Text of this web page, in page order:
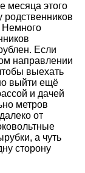
месяца этого
родственников
Немного
Если
направлении
выехать
выйти ещё
и дачей
метров
от
а чуть
сторону